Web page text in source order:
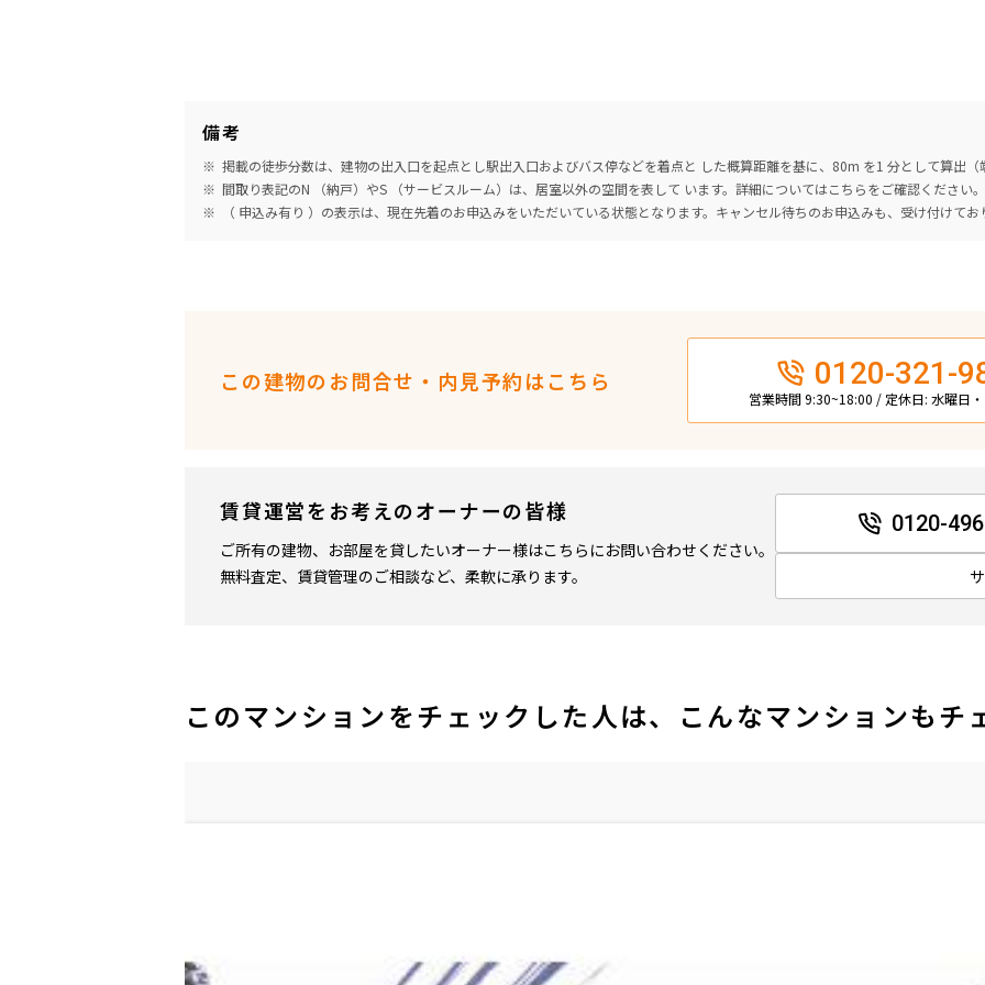
備考
掲載の徒歩分数は、建物の出入口を起点とし駅出入口およびバス停などを着点と した概算距離を基に、80m を1 分として算出
間取り表記のN （納戸）やS （サービスルーム）は、居室以外の空間を表して います。詳細についてはこちらをご確認ください。
（ 申込み有り ）の表示は、現在先着のお申込みをいただいている状態となります。キャンセル待ちのお申込みも、受け付けてお
この建物のお問合せ・内見予約はこちら 0120-321-
営業時間 9:30~18:00 / 定休日: 水曜日
賃貸運営をお考えのオーナーの皆様
ご所有の建物、お部屋を貸したいオーナー様はこちらにお問い合わせください。
無料査定、賃貸管理のご相談など、柔軟に承ります。
0120-
このマンションをチェックした人は、こんなマンションもチ